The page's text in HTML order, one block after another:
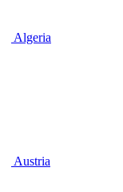
Algeria
Austria